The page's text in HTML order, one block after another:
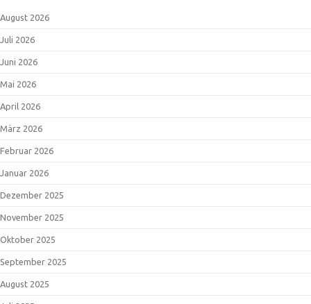
August 2026
Juli 2026
Juni 2026
Mai 2026
April 2026
März 2026
Februar 2026
Januar 2026
Dezember 2025
November 2025
Oktober 2025
September 2025
August 2025